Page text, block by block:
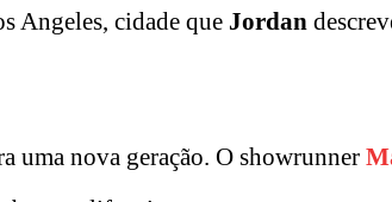
Angeles, cidade que Jordan
uma nova geração. O showrunner